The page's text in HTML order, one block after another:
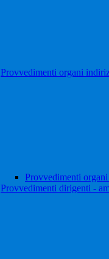
Provvedimenti organi
Provvedimenti
Provvedimenti dirigenti -